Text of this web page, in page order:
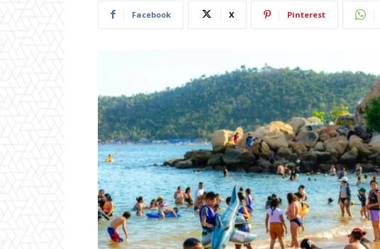
Facebook X Pinterest